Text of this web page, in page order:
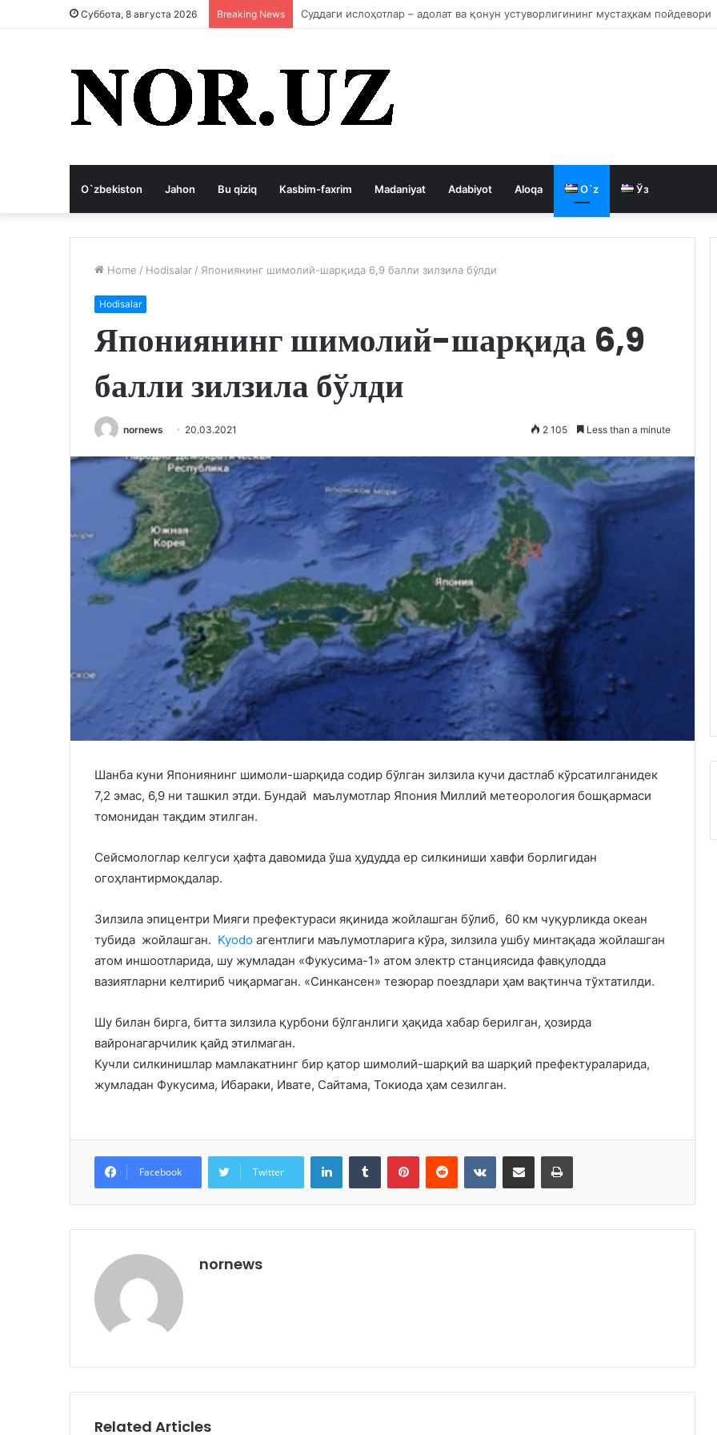
Суббота, 8 августа 2026 Breaking News Коррупция давлатни кемиради
O`zbekiston Jahon Bu qiziq Kasbim-faxrim Madaniyat Adabiyot Aloqa O`z Ўз
Home / Hodisalar / Япониянинг шимолий-шарқида 6,9 балли зилзила бўлди
Hodisalar
Япониянинг шимолий-шарқида 6,9
балли зилзила бўлди
nornews 20.03.2021 2 105 Less than a minute
Шанба куни Япониянинг шимоли-шарқида содир бўлган зилзила кучи дастлаб кўрсатилганидек
7,2 эмас, 6,9 ни ташкил этди. Бундай маълумотлар Япония Миллий метеорология бошқармаси
томонидан тақдим этилган.
Сейсмологлар келгуси ҳафта давомида ўша ҳудудда ер силкиниши хавфи борлигидан
огоҳлантирмоқдалар.
Зилзила эпицентри Мияги префектураси яқинида жойлашган бўлиб, 60 км чуқурликда океан
тубида жойлашган. Kyodo агентлиги маълумотларига кўра, зилзила ушбу минтақада жойлашган
атом иншоотларида, шу жумладан «Фукусима-1» атом электр станциясида фавқулодда
вазиятларни келтириб чиқармаган. «Синкансен» тезюрар поездлари ҳам вақтинча тўхтатилди.
Шу билан бирга, битта зилзила қурбони бўлганлиги ҳақида хабар берилган, ҳозирда
вайронагарчилик қайд этилмаган.
Кучли силкинишлар мамлакатнинг бир қатор шимолий-шарқий ва шарқий префектураларида,
жумладан Фукусима, Ибараки, Ивате, Сайтама, Токиода ҳам сезилган.
Facebook Twitter
LinkedInTumblr PinterestReddit VKontakteShare via Email Print
nornews
Related Articles